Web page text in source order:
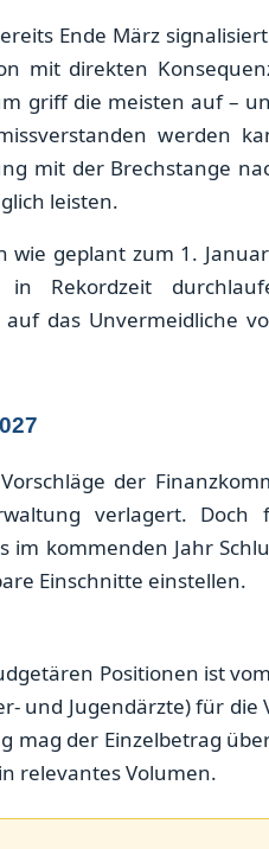
Ende März
mit direkten
griff die meisten auf –
werden
mit der Brechstange
leisten.
geplant zum 1.
in Rekordzeit
das Unvermeidliche
der
verlagert. Doch
kommenden Jahr
Einschnitte einstellen.
Positionen ist
und Jugendärzte) für
mag der Einzelbetrag
relevantes Volumen.